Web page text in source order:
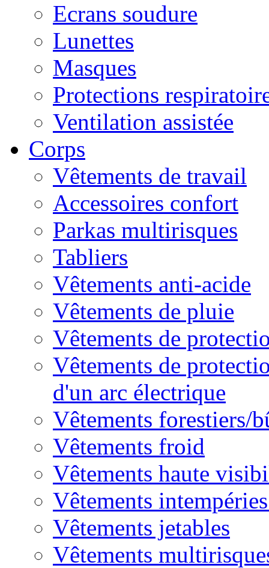
Ecrans soudure
Lunettes
Masques
Protections
Ventilation assistée
Corps
Vêtements de travail
Accessoires confort
Parkas multirisques
Tabliers
Vêtements anti-acide
Vêtements de pluie
Vêtements de
Vêtements de
d'un arc électrique
Vêtements forestiers/
Vêtements froid
Vêtements haute
Vêtements
Vêtements jetables
Vêtements